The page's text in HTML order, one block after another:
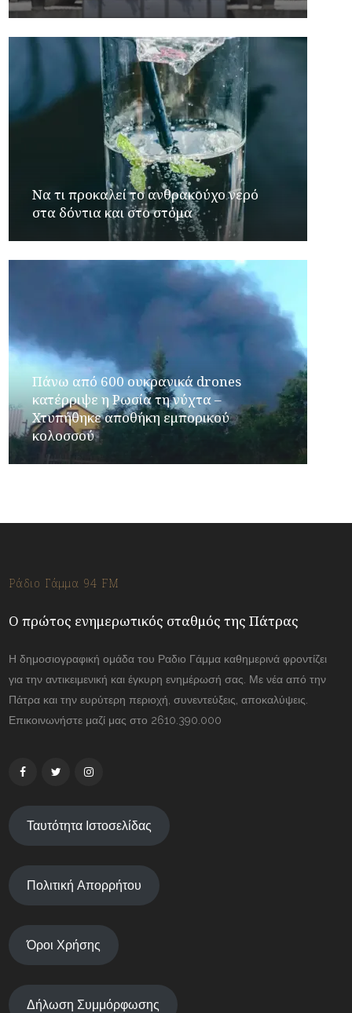
Να τι προκαλεί το ανθρακούχο νερό
στα δόντια και στο στόμα
Πάνω από 600 ουκρανικά drones
κατέρριψε η Ρωσία τη νύχτα –
Χτυπήθηκε αποθήκη εμπορικού
κολοσσού
Ράδιο Γάμμα 94 FM
Ο πρώτος ενημερωτικός σταθμός της Πάτρας
Η δημοσιογραφική ομάδα του Ραδιο Γάμμα καθημερινά φροντίζει
για την αντικειμενική και έγκυρη ενημέρωσή σας. Με νέα από την
Πάτρα και την ευρύτερη περιοχή, συνεντεύξεις, αποκαλύψεις.
Επικοινωνήστε μαζί μας στο 2610.390.000
Ταυτότητα Ιστοσελίδας
Πολιτική Απορρήτου
Όροι Χρήσης
Δήλωση Συμμόρφωσης